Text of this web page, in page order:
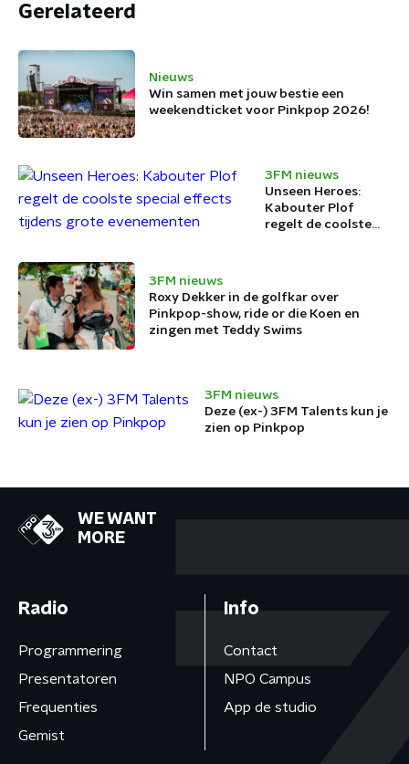
Gerelateerd
Nieuws
Win samen met jouw bestie een
weekendticket voor Pinkpop 2026!
3FM nieuws
Unseen Heroes:
Kabouter Plof
regelt de coolste
3FM nieuws
Roxy Dekker in de golfkar over
Pinkpop-show, ride or die Koen en
zingen met Teddy Swims
3FM nieuws
Deze (ex-) 3FM Talents kun je
zien op Pinkpop
WE WANT
MORE
Radio
Programmering
Presentatoren
Frequenties
Gemist
Info
Contact
NPO Campus
App de studio